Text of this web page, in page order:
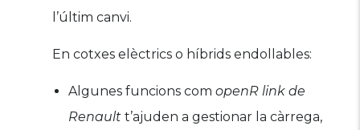
l’últim canvi.
En cotxes elèctrics o híbrids endollables:
Algunes funcions com openR link de
Renault t’ajuden a gestionar la càrrega,